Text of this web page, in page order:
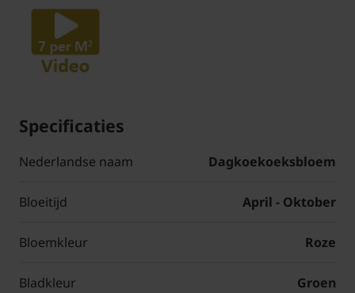
Specificaties
Nederlandse naam Dagkoekoeksbloem
Bloeitijd April - Oktober
Bloemkleur Roze
Bladkleur Groen